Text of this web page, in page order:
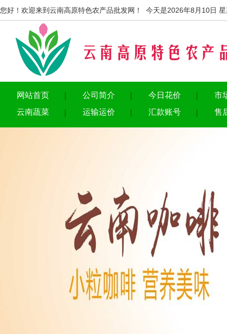
您好！欢迎来到云南高原特色农产品批发网！ 今天是2026年8月10日
网站首页 公司简介 今日花价
市
云南蔬菜
运输运价 汇款账号 售